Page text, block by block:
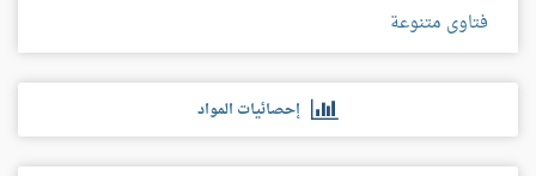
فتاوى متنوعة
إحصائيات المواد